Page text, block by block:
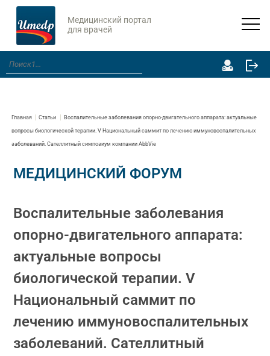
Медицинский портал
для врачей
Главная Статьи Воспалительные заболевания опорно-двигательного аппарата: актуальные
вопросы биологической терапии. V Национальный саммит по лечению иммуновоспалительных
заболеваний. Сателлитный симпозиум компании AbbVie
МЕДИЦИНСКИЙ ФОРУМ
Воспалительные заболевания
опорно-двигательного аппарата:
актуальные вопросы
биологической терапии. V
Национальный саммит по
лечению иммуновоспалительных
заболеваний. Сателлитный